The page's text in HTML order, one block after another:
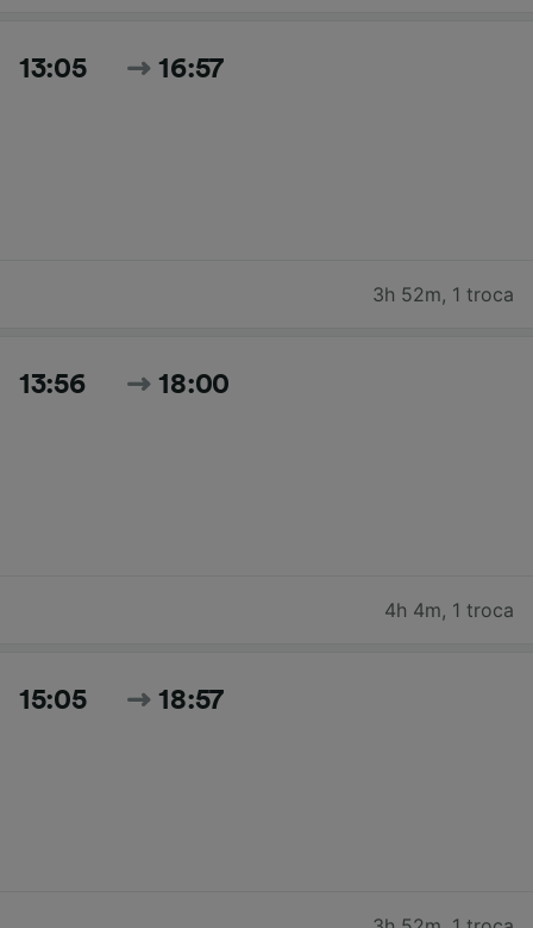
13:05 16:57
3h 52m, 1 troca
13:56 18:00
4h 4m, 1 troca
15:05 18:57